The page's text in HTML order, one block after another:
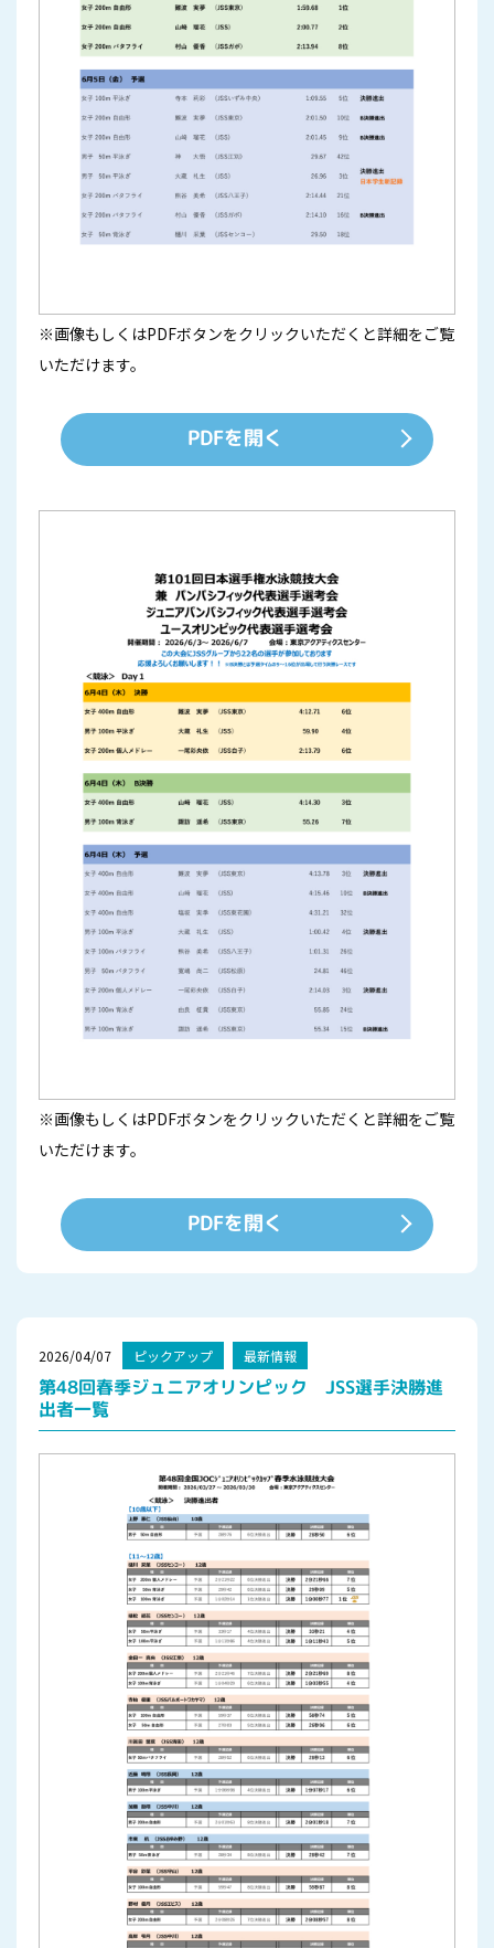
※画像もしくはPDFボタンをクリックいただくと詳細をご覧
いただけます。
PDFを開く
※画像もしくはPDFボタンをクリックいただくと詳細をご覧
いただけます。
PDFを開く
2026/04/07 ピックアップ 最新情報
第48回春季ジュニアオリンピック JSS選手決勝進
出者一覧